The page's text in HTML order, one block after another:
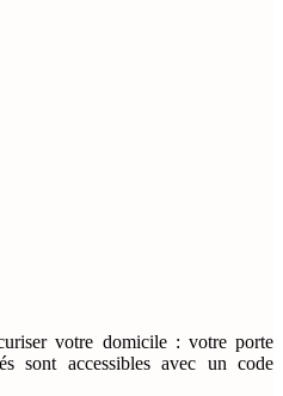
votre domicile : votre porte
sont accessibles avec un code